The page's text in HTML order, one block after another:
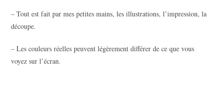
– Tout est fait par mes petites mains, les illustrations, l’impression, la
découpe.
– Les couleurs réelles peuvent légèrement différer de ce que vous
voyez sur l’écran.